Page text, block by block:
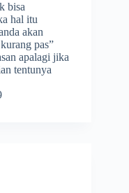
bisa
hal itu
akan
pas”
apalagi jika
tentunya